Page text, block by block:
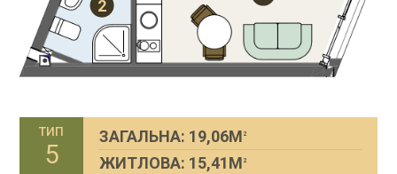
2
тип
5
ЗАГАЛЬНА: 19,06М 2
ЖИТЛОВА: 15,41М 2